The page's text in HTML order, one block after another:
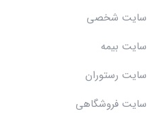
سایت شخصی
سایت بیمه
سایت رستوران
سایت فروشگاهی